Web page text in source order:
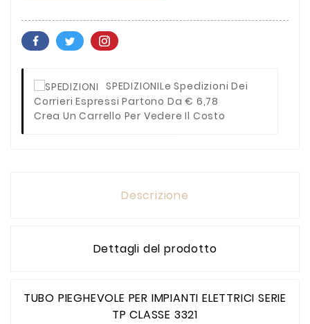
SPEDIZIONILe Spedizioni Dei
Corrieri Espressi Partono Da € 6,78
Crea Un Carrello Per Vedere Il Costo
Descrizione
Dettagli del prodotto
TUBO PIEGHEVOLE PER IMPIANTI ELETTRICI SERIE
TP CLASSE 3321